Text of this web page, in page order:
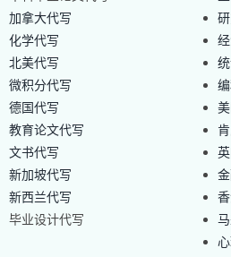
加拿大代写
化学代写
北美代写
微积分代写
德国代写
教育论文代写
文书代写
新加坡代写
新西兰代写
毕业设计代写